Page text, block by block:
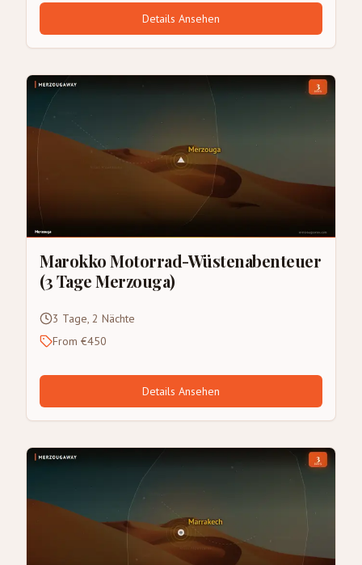
Details Ansehen
Marokko Motorrad-Wüstenabenteuer
(3 Tage Merzouga)
3 Tage, 2 Nächte
From €450
Details Ansehen